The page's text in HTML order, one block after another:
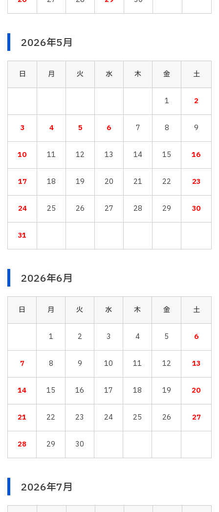
2026年5月
日 月 火 水 木 金 土
1 2
3 4 5 6 7 8 9
10 11 12 13 14 15 16
17 18 19 20 21 22 23
24 25 26 27 28 29 30
31
2026年6月
日 月 火 水 木 金 土
1 2 3 4 5 6
7 8 9 10 11 12 13
14 15 16 17 18 19 20
21 22 23 24 25 26 27
28 29 30
2026年7月